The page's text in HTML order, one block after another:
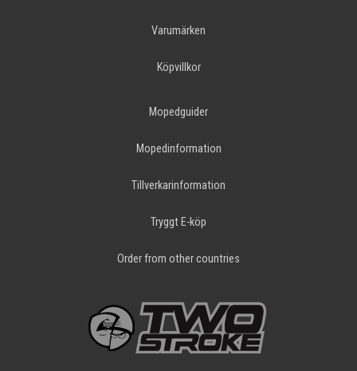
Varumärken
Köpvillkor
Mopedguider
Mopedinformation
Tillverkarinformation
Tryggt E-köp
Order from other countries